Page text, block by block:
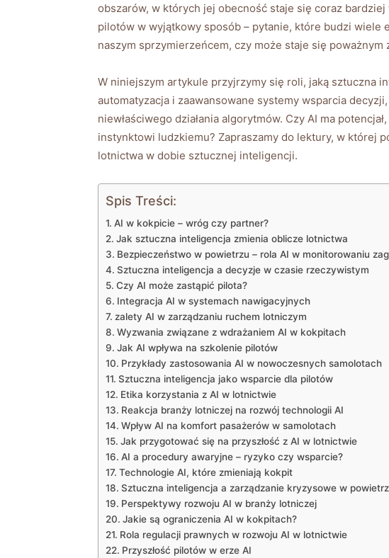
obszarów, w których jej obecność staje się coraz‍
pilotów w wyjątkowy sposób – pytanie, które budzi
naszym sprzymierzeńcem, czy może staje ⁢się‍ poważnym
W niniejszym⁢ artykule przyjrzymy się roli, jaką sztuczna
automatyzacja i zaawansowane systemy wsparcia
niewłaściwego działania algorytmów. Czy AI ma
instynktowi ludzkiemu? Zapraszamy do lektury, w której
lotnictwa w ⁣dobie sztucznej inteligencji.
Spis Treści:
AI ⁤w kokpicie – wróg czy partner?
Jak sztuczna inteligencja zmienia oblicze lotnictwa
Bezpieczeństwo w powietrzu – rola AI w monitorowaniu
Sztuczna inteligencja a decyzje w czasie rzeczywistym
Czy AI może zastąpić pilota?
Integracja AI w ⁢systemach nawigacyjnych
zalety AI w zarządzaniu ruchem lotniczym
Wyzwania związane z wdrażaniem AI w kokpitach
Jak⁢ AI wpływa na szkolenie pilotów
Przykłady zastosowania‌ AI w nowoczesnych samolotach
Sztuczna inteligencja jako wsparcie dla pilotów
Etika korzystania​ z ⁣AI ⁢w lotnictwie
Reakcja branży lotniczej⁣ na‍ rozwój technologii⁢ AI
Wpływ ‌AI na⁢ komfort pasażerów w samolotach
Jak przygotować się ⁤na⁢ przyszłość‌ z AI w lotnictwie
AI a procedury awaryjne ⁢– ryzyko czy wsparcie?
Technologie AI, które zmieniają kokpit
Sztuczna inteligencja a zarządzanie kryzysowe w
Perspektywy rozwoju AI w branży lotniczej
Jakie są ⁤ograniczenia‌ AI w ‍kokpitach?
Rola‍ regulacji prawnych w rozwoju AI w lotnictwie
Przyszłość pilotów w erze AI